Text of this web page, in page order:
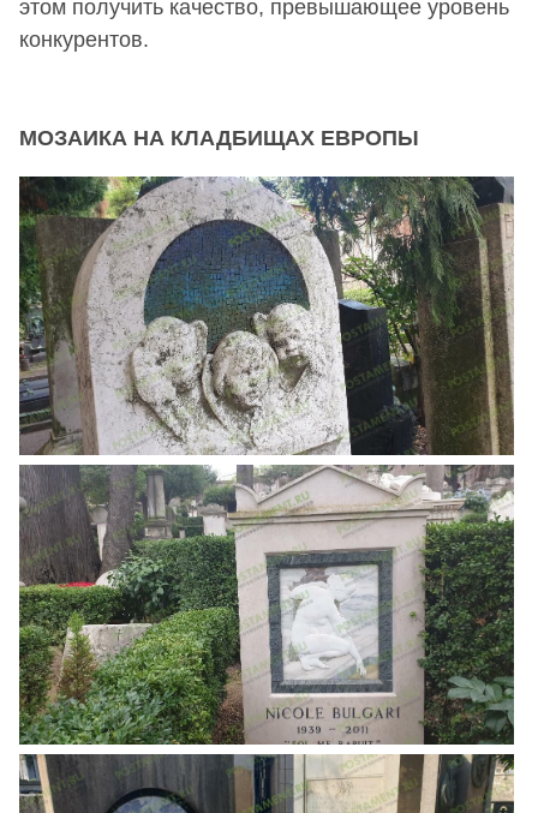
этом получить качество, превышающее уровень
конкурентов.
МОЗАИКА НА КЛАДБИЩАХ ЕВРОПЫ